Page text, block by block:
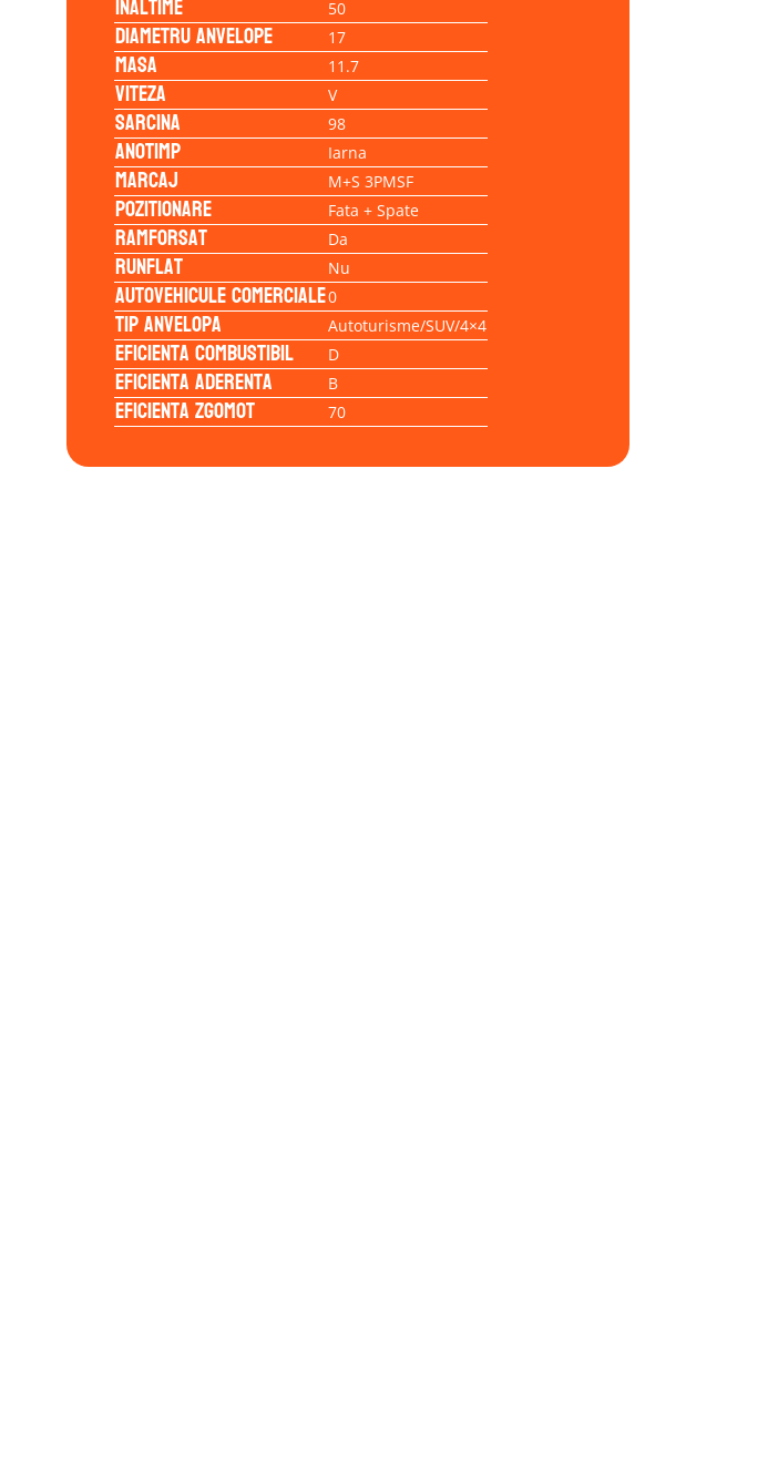
50
Diametru anvelope 17
Masa 11.7
Viteza V
Sarcina 98
Anotimp Iarna
Marcaj M+S 3PMSF
Pozitionare Fata + Spate
Ramforsat Da
Runflat Nu
Autovehicule comerciale0
Tip anvelopa Autoturisme/SUV/4×4
Eficienta Combustibil D
Eficienta Aderenta B
Eficienta Zgomot 70